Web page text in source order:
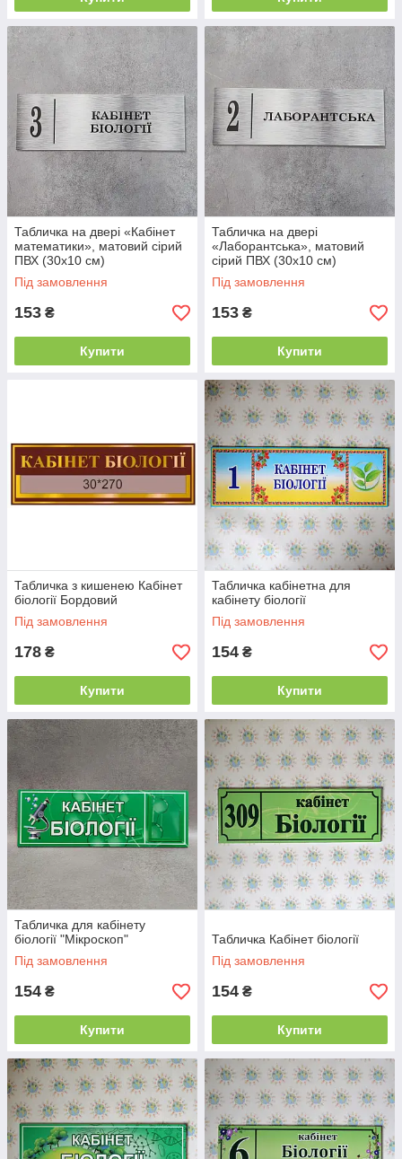
Табличка на двері «Кабінет
математики», матовий сірий
ПВХ (30х10 см)
Під замовлення
153 ₴
Купити
Табличка на двері
«Лаборантська», матовий
сірий ПВХ (30х10 см)
Під замовлення
153 ₴
Купити
Табличка з кишенею Кабінет
біології Бордовий
Під замовлення
178 ₴
Купити
Табличка кабінетна для
кабінету біології
Під замовлення
154 ₴
Купити
Табличка для кабінету
біології "Мікроскоп"
Під замовлення
154 ₴
Купити
Табличка Кабінет біології
Під замовлення
154 ₴
Купити